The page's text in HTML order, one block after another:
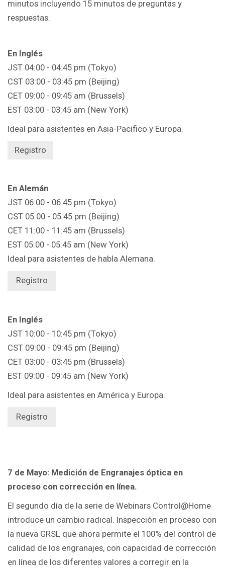
minutos incluyendo 15 minutos de preguntas y
respuestas.
En Inglés
JST 04:00 - 04:45 pm (Tokyo)
CST 03:00 - 03:45 pm (Beijing)
CET 09:00 - 09:45 am (Brussels)
EST 03:00 - 03:45 am (New York)
Ideal para asistentes en Asia-Pacifico y Europa.
Registro
En Alemán
JST 06:00 - 06:45 pm (Tokyo)
CST 05:00 - 05:45 pm (Beijing)
CET 11:00 - 11:45 am (Brussels)
EST 05:00 - 05:45 am (New York)
Ideal para asistentes de habla Alemana
Registro
En Inglés
JST 10:00 - 10:45 pm (Tokyo)
CST 09:00 - 09:45 pm (Beijing)
CET 03:00 - 03:45 pm (Brussels)
EST 09:00 - 09:45 am (New York)
Ideal para asistentes en América y Europa.
Registro
7 de Mayo: Medición de Engranajes óptica en
proceso con corrección en línea.
El segundo día de la serie de Webinars Control@Home
introduce un cambio radical. Inspección en proceso con
la nueva GRSL que ahora permite el 100% del control de
calidad de los engranajes, con capacidad de corrección
en línea de los diferentes valores a corregir en la